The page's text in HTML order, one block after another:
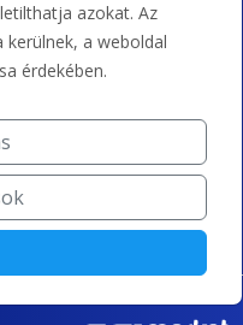
Apple Pay-t, banki
azokat. Az
a weboldal
érdekében.